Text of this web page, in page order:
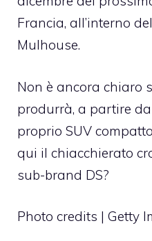
Francia, all’interno
Mulhouse.
Non è ancora chiaro
produrrà, a partire
proprio SUV
qui il chiacchierato
sub-brand DS?
Photo credits | Getty